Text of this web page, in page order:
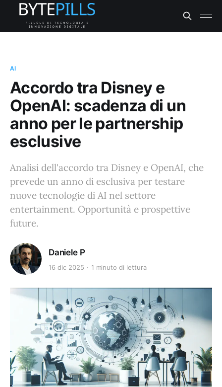
AI
Accordo tra Disney e
OpenAI: scadenza di un
anno per le partnership
esclusive
Analisi dell'accordo tra Disney e OpenAI, che
prevede un anno di esclusiva per testare
nuove tecnologie di AI nel settore
entertainment. Opportunità e prospettive
future.
Daniele P
16 dic 2025 1 minuto di lettura